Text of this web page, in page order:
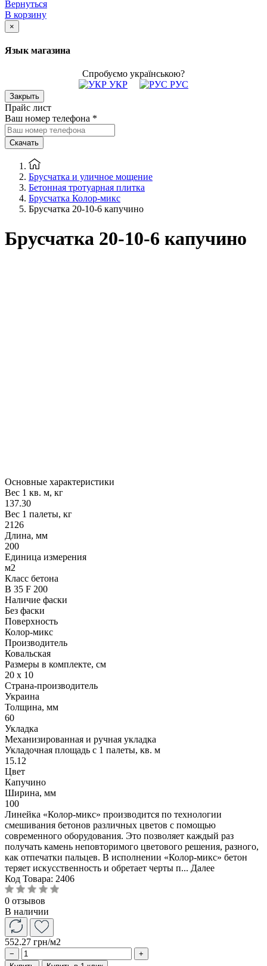
Вернуться
В корзину
×
Язык магазина
Спробуємо українською?
УКР
РУС
Закрыть
Прайс лист
Ваш номер телефона *
Скачать
Брусчатка и уличное мощение
Бетонная тротуарная плитка
Брусчатка Колор-микс
Брусчатка 20-10-6 капучино
Брусчатка 20-10-6 капучино
Основные характеристики
Вес 1 кв. м, кг
137.30
Вес 1 палеты, кг
2126
Длина, мм
200
Единица измерения
м2
Класс бетона
В 35 F 200
Наличие фаски
Без фаски
Поверхность
Колор-микс
Производитель
Ковальская
Размеры в комплекте, см
20 х 10
Страна-производитель
Украина
Толщина, мм
60
Укладка
Механизированная и ручная укладка
Укладочная площадь с 1 палеты, кв. м
15.12
Цвет
Капучино
Ширина, мм
100
Линейка «Колор-микс» производится по технологии
смешивания бетонов различных цветов с помощью
современного оборудования. Это позволяет каждый раз
получать камень неповторимого цветового решения, разного,
как отпечатки пальцев. В исполнении «Колор-микс» бетон
теряет искусственность и обретает черты п... Далее
Код Товара: 2406
0 отзывов
В наличии
552.27 грн/м2
−
+